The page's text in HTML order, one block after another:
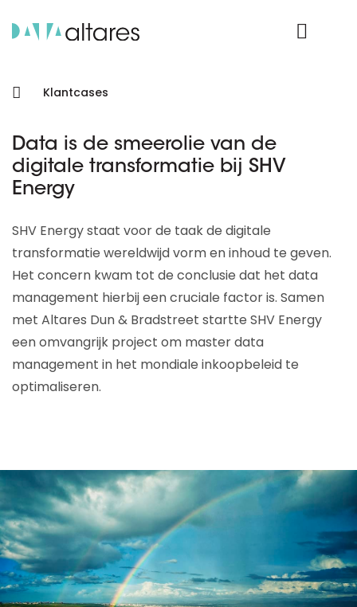
Klantcases
Data is de smeerolie van de
digitale transformatie bij SHV
Energy
SHV Energy staat voor de taak de digitale
transformatie wereldwijd vorm en inhoud te geven.
Het concern kwam tot de conclusie dat het data
management hierbij een cruciale factor is. Samen
met Altares Dun & Bradstreet startte SHV Energy
een omvangrijk project om master data
management in het mondiale inkoopbeleid te
optimaliseren.